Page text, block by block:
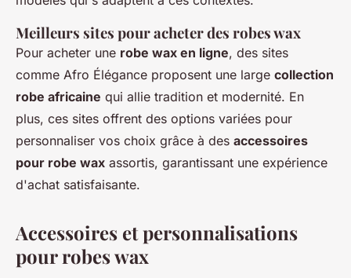
Meilleurs sites pour acheter des robes wax
Pour acheter une robe wax en ligne, des sites
comme Afro Élégance proposent une large collection
robe africaine qui allie tradition et modernité. En
plus, ces sites offrent des options variées pour
personnaliser vos choix grâce à des accessoires
pour robe wax assortis, garantissant une expérience
d'achat satisfaisante.
Accessoires et personnalisations
pour robes wax